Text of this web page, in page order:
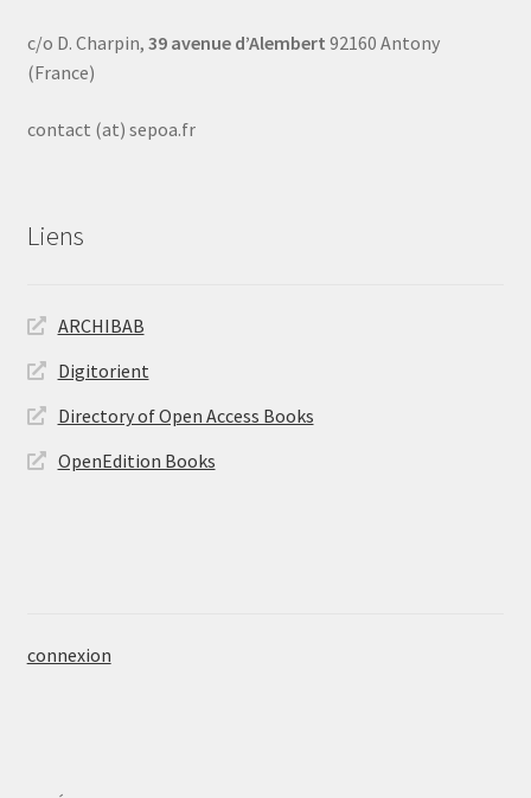
c/o D. Charpin, 39 avenue d’Alembert 92160 Antony
(France)
contact (at) sepoa.fr
Liens
ARCHIBAB
Digitorient
Directory of Open Access Books
OpenEdition Books
connexion